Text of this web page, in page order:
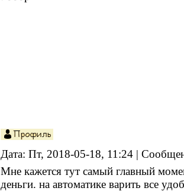
Дата: Пт, 2018-05-18, 11:24 |
Мне кажется тут самый главный
деньги. на автоматике варить все